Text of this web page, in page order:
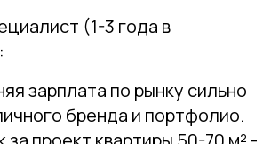
(1-3 года в
зарплата по рынку сильно
бренда и портфолио.